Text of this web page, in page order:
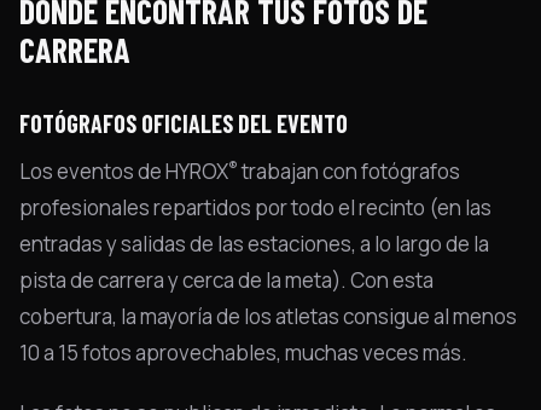
DÓNDE ENCONTRAR TUS FOTOS DE
CARRERA
FOTÓGRAFOS OFICIALES DEL EVENTO
Los eventos de HYROX®trabajan con fotógrafos
profesionales repartidos por todo el recinto (en las
entradas y salidas de las estaciones, a lo largo de la
pista de carrera y cerca de la meta). Con esta
cobertura, la mayoría de los atletas consigue al menos
10 a 15 fotos aprovechables, muchas veces más.